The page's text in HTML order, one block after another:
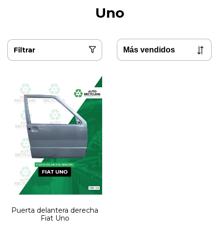
Uno
Filtrar
Puerta delantera derecha
Fiat Uno